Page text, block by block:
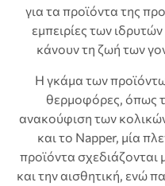
για τα προϊόντα της
εμπειρίες των
κάνουν τη ζωή των
Η γκάμα των
θερμοφόρες, όπως
ανακούφιση των
και το Napper, μία
προϊόντα σχεδιάζονται
και την αισθητική, ενώ